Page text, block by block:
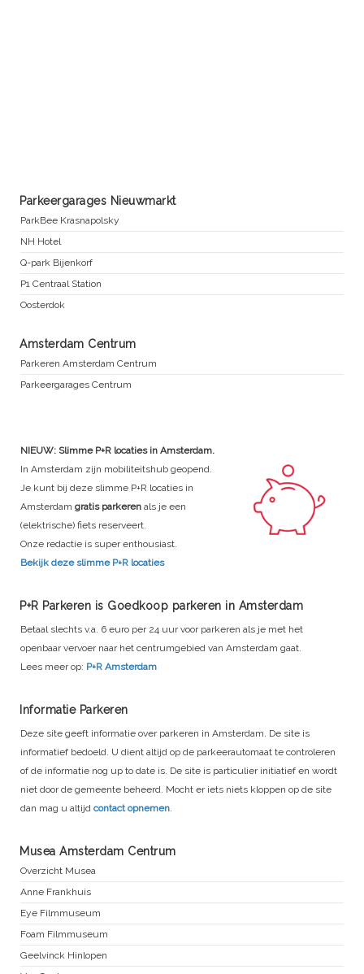
Parkeergarages Nieuwmarkt
ParkBee Krasnapolsky
NH Hotel
Q-park Bijenkorf
P1 Centraal Station
Oosterdok
Amsterdam Centrum
Parkeren Amsterdam Centrum
Parkeergarages Centrum
NIEUW: Slimme P+R locaties in Amsterdam.
In Amsterdam zijn mobiliteitshub geopend.
Je kunt bij deze slimme P+R locaties in
Amsterdam gratis parkeren als je een
(elektrische) fiets reserveert.
Onze redactie is super enthousiast.
Bekijk deze slimme P+R locaties
P+R Parkeren is Goedkoop parkeren in Amsterdam
Betaal slechts v.a. 6 euro per 24 uur voor parkeren als je met het
openbaar vervoer naar het centrumgebied van Amsterdam gaat.
Lees meer op: P+R Amsterdam
Informatie Parkeren
Deze site geeft informatie over parkeren in Amsterdam. De site is
informatief bedoeld. U dient altijd op de parkeerautomaat te controleren
of de informatie nog up to date is. De site is particulier initiatief en wordt
niet door de gemeente beheerd. Mocht er iets niets kloppen op de site
dan mag u altijd contact opnemen
Musea Amsterdam Centrum
Overzicht Musea
Anne Frankhuis
Eye Filmmuseum
Foam Filmmuseum
Geelvinck Hinlopen